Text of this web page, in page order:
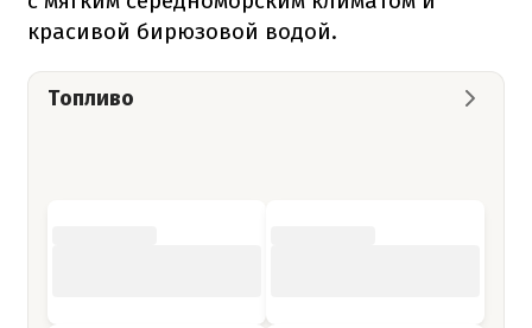
красивой бирюзовой водой.
Топливо